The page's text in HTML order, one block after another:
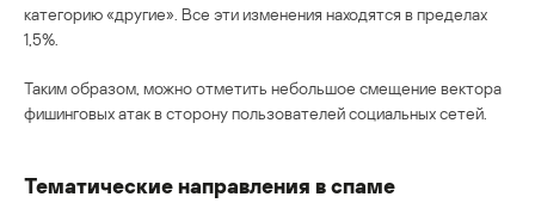
категорию «другие». Все эти изменения находятся в пределах
1,5%.
Таким образом, можно отметить небольшое смещение вектора
фишинговых атак в сторону пользователей социальных сетей.
Тематические направления в спаме